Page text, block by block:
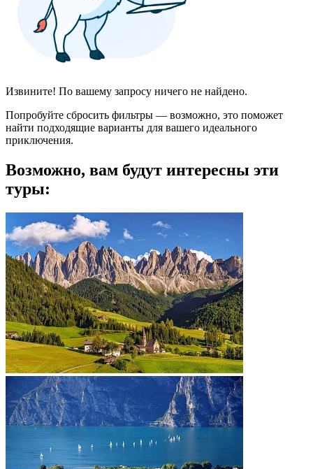
Извините! По вашему запросу ничего не найдено.
Попробуйте сбросить фильтры — возможно, это поможет
найти подходящие варианты для вашего идеального
приключения.
Возможно, вам будут интересны эти
туры: